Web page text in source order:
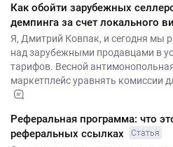
Как обойти зарубежных
демпинга за счет локального
Я, Дмитрий Ковпак, и сегодня мы
над зарубежными продавцами в
тарифов. Весной
маркетплейс уравнять комиссии
Реферальная программа: что
реферальных ссылках
Статья